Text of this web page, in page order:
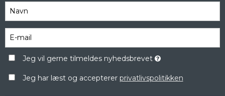
Jeg vil gerne tilmeldes nyhedsbrevet
Jeg har læst og accepterer privatlivspolitikken